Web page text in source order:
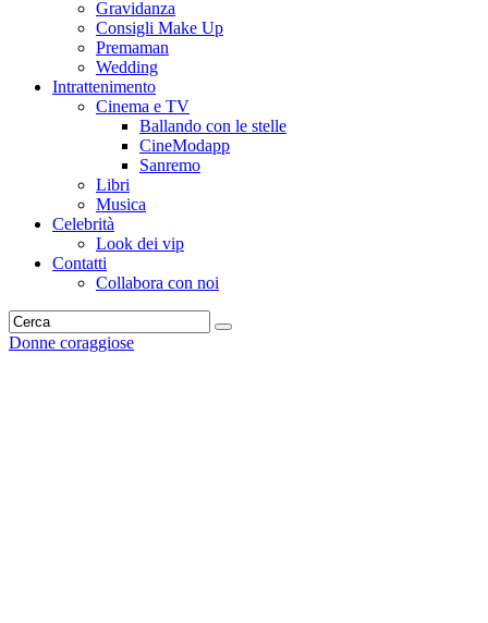
Gravidanza
Consigli Make Up
Premaman
Wedding
Intrattenimento
Cinema e TV
Ballando con le stelle
CineModapp
Sanremo
Libri
Musica
Celebrità
Look dei vip
Contatti
Collabora con noi
Donne coraggiose